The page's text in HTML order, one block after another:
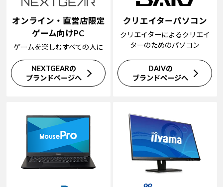
オンライン・直営店限定
ゲーム向けPC
ゲームを楽しむすべての人に
NEXTGEARの
ブランドページへ
クリエイターパソコン
クリエイターによるクリエイ
ターのためのパソコン
DAIVの
ブランドページへ